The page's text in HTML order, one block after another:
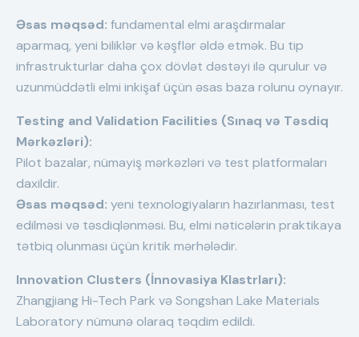
Əsas məqsəd: fundamental elmi araşdırmalar
aparmaq, yeni biliklər və kəşflər əldə etmək. Bu tip
infrastrukturlar daha çox dövlət dəstəyi ilə qurulur və
uzunmüddətli elmi inkişaf üçün əsas baza rolunu oynayır.
Testing and Validation Facilities (Sınaq və Təsdiq
Mərkəzləri):
Pilot bazalar, nümayiş mərkəzləri və test platformaları
daxildir.
Əsas məqsəd: yeni texnologiyaların hazırlanması, test
edilməsi və təsdiqlənməsi. Bu, elmi nəticələrin praktikaya
tətbiq olunması üçün kritik mərhələdir.
Innovation Clusters (İnnovasiya Klastrları):
Zhangjiang Hi-Tech Park və Songshan Lake Materials
Laboratory nümunə olaraq təqdim edildi.